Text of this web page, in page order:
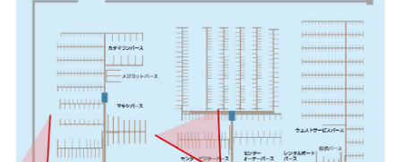
スクール
ビジター バース
オーナー利用